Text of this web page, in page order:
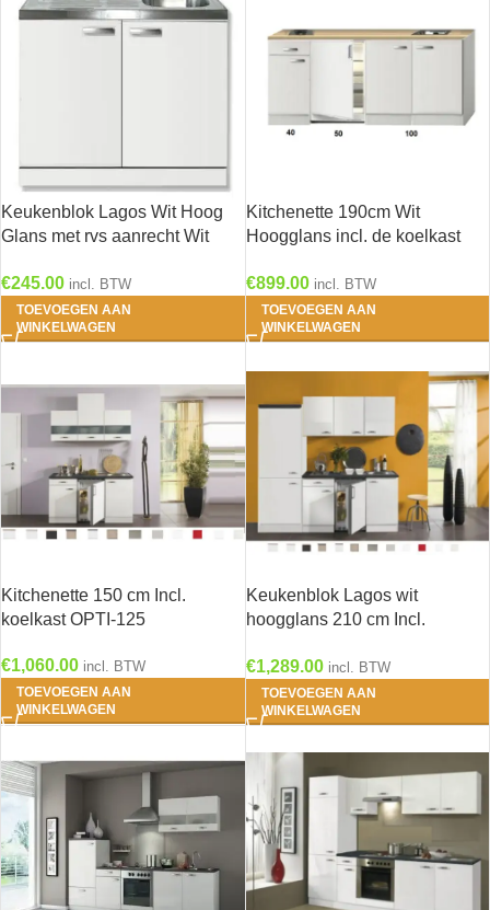
Keukenblok Lagos Wit Hoog
Glans met rvs aanrecht Wit
SPL106-9-886
€245.00 incl. BTW
TOEVOEGEN AAN
WINKELWAGEN
Kitchenette 190cm Wit
Hoogglans incl. de koelkast
€899.00 incl. BTW
TOEVOEGEN AAN
WINKELWAGEN
Kitchenette 150 cm Incl.
koelkast OPTI-125
€1,060.00 incl. BTW
TOEVOEGEN AAN
WINKELWAGEN
Keukenblok Lagos wit
hoogglans 210 cm Incl.
€1,289.00 incl. BTW
TOEVOEGEN AAN
WINKELWAGEN